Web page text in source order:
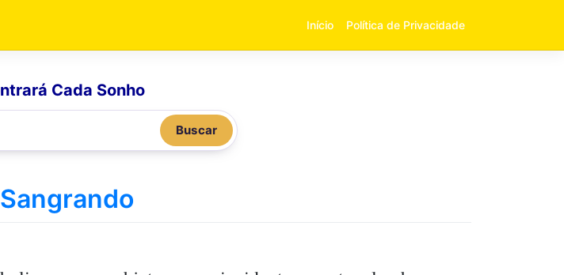
Início Política de Privacidade
Cada Sonho
Buscar